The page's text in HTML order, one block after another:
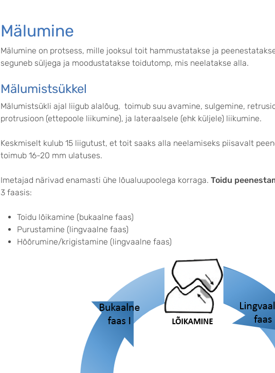
Mälumine
Mälumine on protsess, mille jooksul toit hammustatakse ja
seguneb süljega ja moodustatakse toidutomp, mis neelatakse alla.
Mälumistsükkel
Mälumistsükli ajal liigub alalõug, toimub suu avamine, sulgemine,
protrusioon (ettepoole liikumine), ja lateraalsele (ehk küljele) liikumine.
Keskmiselt kulub 15 liigutust, et toit saaks alla neelamiseks piisavalt
toimub 16-20 mm ulatuses.
Imetajad närivad enamasti ühe lõualuupoolega korraga. Toidu
3 faasis:
Toidu lõikamine (bukaalne faas)
Purustamine (lingvaalne faas)
Hõõrumine/krigistamine (lingvaalne faas)